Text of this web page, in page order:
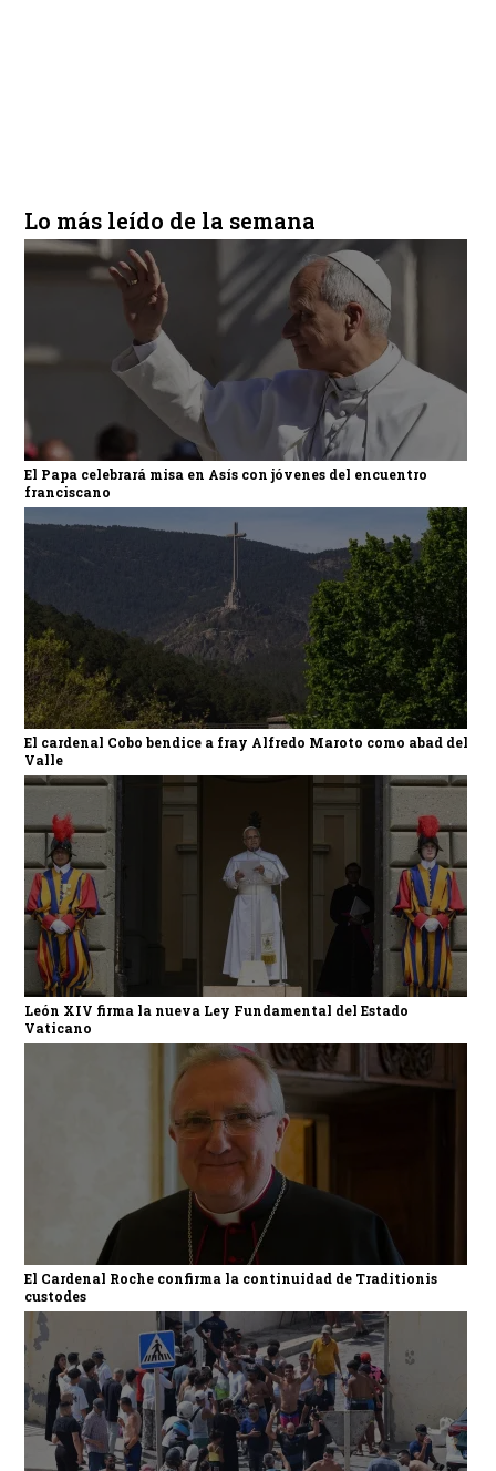
Lo más leído de la semana
El Papa celebrará misa en Asís con jóvenes del encuentro
franciscano
El cardenal Cobo bendice a fray Alfredo Maroto como abad del
Valle
León XIV firma la nueva Ley Fundamental del Estado
Vaticano
El Cardenal Roche confirma la continuidad de Traditionis
custodes